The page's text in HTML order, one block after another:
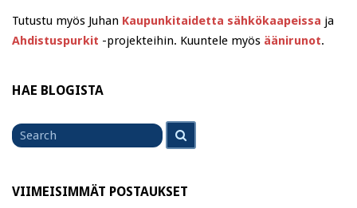
Tutustu myös Juhan Kaupunkitaidetta sähkökaapeissa ja
Ahdistuspurkit -projekteihin. Kuuntele myös äänirunot.
HAE BLOGISTA
Search
for
VIIMEISIMMÄT POSTAUKSET